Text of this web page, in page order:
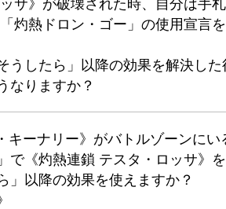
サ》が破壊された時、自分は手
灼熱ドロン・ゴー」の使用宣言
うしたら」以降の効果を解決し
なりますか？
キーナリー》がバトルゾーンにい
で《灼熱連鎖 テスタ・ロッサ》
」以降の効果を使えますか？